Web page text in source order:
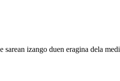
izango duen eragina dela